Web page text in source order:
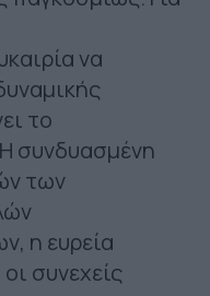
να
το
συνδυασμένη
των
η ευρεία
συνεχείς